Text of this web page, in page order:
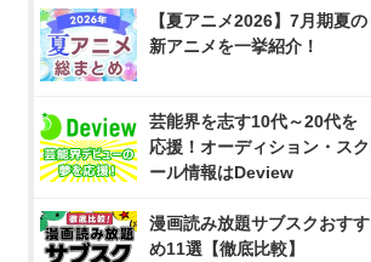
【夏アニメ2026】7月期夏の
新アニメを一挙紹介！
芸能界を志す10代～20代を
応援！オーディション・スク
ール情報はDeview
漫画読み放題サブスクおすす
め11選【徹底比較】